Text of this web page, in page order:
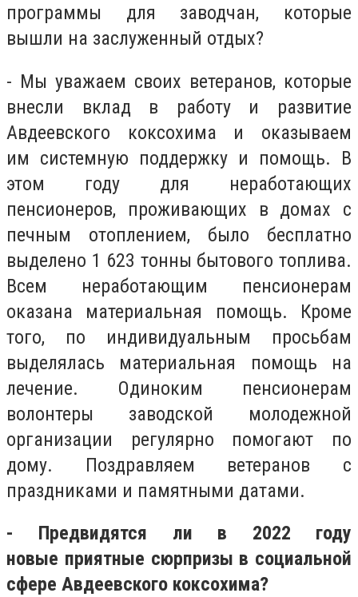
программы для заводчан, которые
вышли на заслуженный отдых?
- Мы уважаем своих ветеранов, которые
внесли вклад в работу и развитие
Авдеевского коксохима и оказываем
им системную поддержку и помощь. В
этом году для неработающих
пенсионеров, проживающих в домах с
печным отоплением, было бесплатно
выделено 1 623 тонны бытового топлива.
Всем неработающим пенсионерам
оказана материальная помощь. Кроме
того, по индивидуальным просьбам
выделялась материальная помощь на
лечение. Одиноким пенсионерам
волонтеры заводской молодежной
организации регулярно помогают по
дому. Поздравляем ветеранов с
праздниками и памятными датами.
- Предвидятся ли в 2022 году
новые приятные сюрпризы в социальной
сфере Авдеевского коксохима?